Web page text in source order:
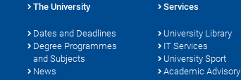
The University
Dates and Deadlines
Degree Programmes
and Subjects
News
Services
University Library
IT Services
University Sport
Academic Advisory